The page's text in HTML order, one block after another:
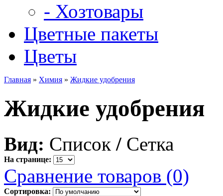
- Хозтовары
Цветные пакеты
Цветы
Главная » Химия » Жидкие удобрения
Жидкие удобрения
Вид: Список / Сетка
На странице:
Сравнение товаров (0)
Сортировка: